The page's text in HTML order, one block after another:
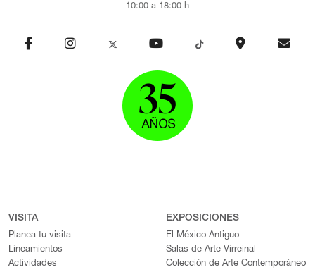
10:00 a 18:00 h
VISITA
Planea tu visita
Lineamientos
Actividades
EXPOSICIONES
El México Antiguo
Salas de Arte Virreinal
Colección de Arte Contemporáneo